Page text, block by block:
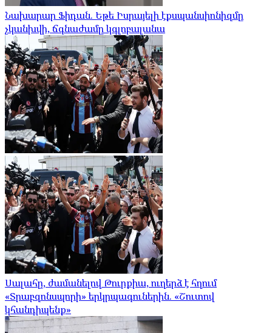
Նախարար Ֆիդան. Եթե Իսրայելի էքսպանսիոնիզմը
չկանխվի, ճգնաժամը կգլոբալանա
Սալահը, ժամանելով Թուրքիա, ուղերձ է հղում
«Տրաբզոնսպորի» երկրպագուներին. «Շուտով
կհանդիպենք»